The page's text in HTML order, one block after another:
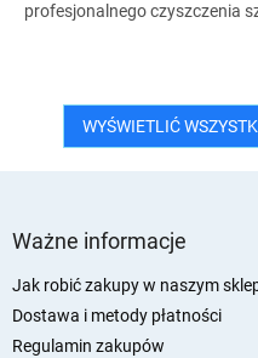
profesjonalnego czyszczenia
WYŚWIETLIĆ
Ważne informacje
Jak robić zakupy w naszym
Dostawa i metody płatności
Regulamin zakupów